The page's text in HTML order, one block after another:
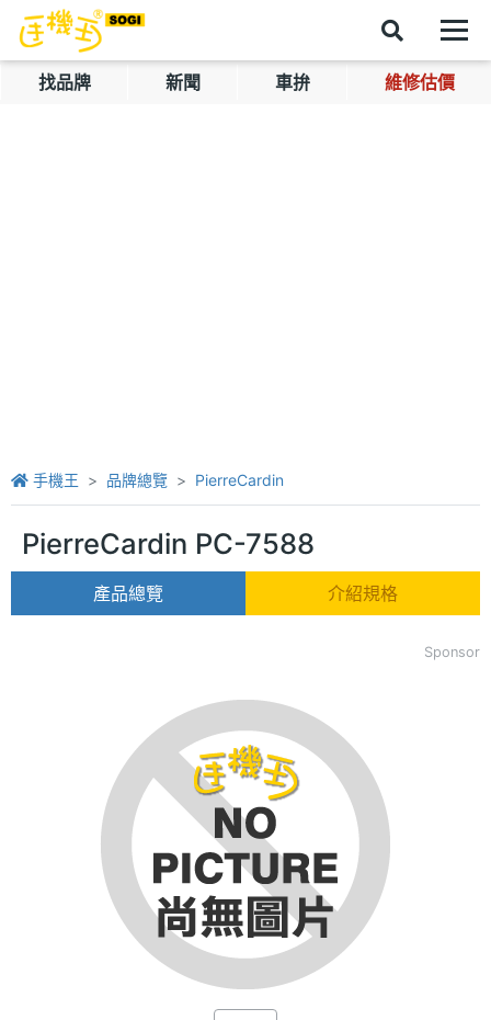
找品牌 新聞 車拚 維修估價
手機王 品牌總覽 PierreCardin
PierreCardin PC-7588
產品總覽 介紹規格
Sponsor